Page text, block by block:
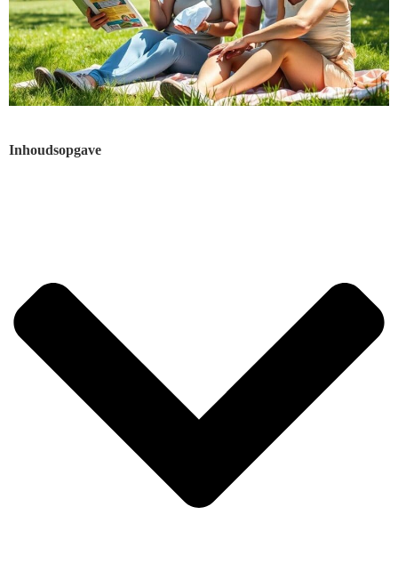
Inhoudsopgave